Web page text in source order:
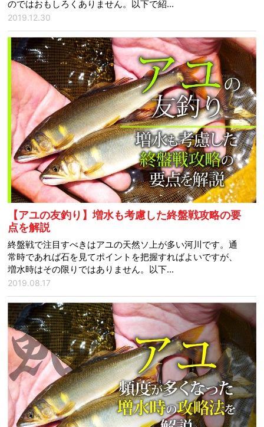
のではおもしろくありません。以下で紹...
2019.12.30
【アユの友釣り】増水も考慮した終盤戦攻略の要
点を解説
終盤戦で注目すべきはアユの天然ソ上が多い河川です。通
常時であれば石を見てポイントを把握すればよいですが、
増水時はその限りではありません。以下...
2019.08.17